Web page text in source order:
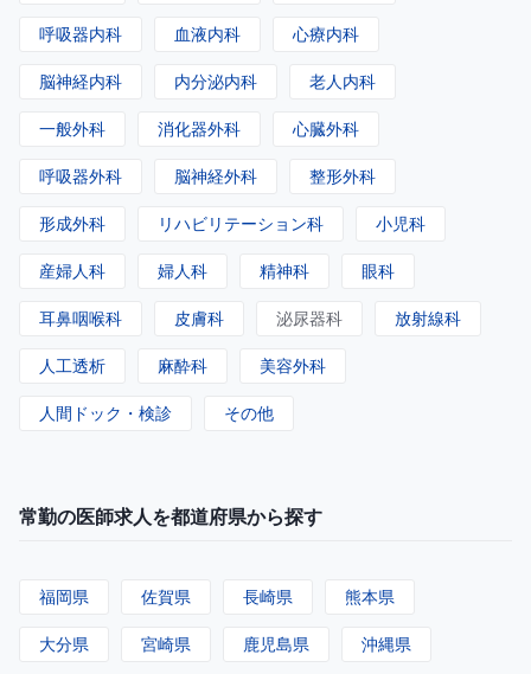
呼吸器内科 血液内科 心療内科
脳神経内科 内分泌内科 老人内科
一般外科 消化器外科 心臓外科
呼吸器外科 脳神経外科 整形外科
形成外科 リハビリテーション科 小児科
産婦人科 婦人科 精神科 眼科
耳鼻咽喉科 皮膚科 泌尿器科 放射線科
人工透析 麻酔科 美容外科
人間ドック・検診 その他
常勤の医師求人を都道府県から探す
福岡県 佐賀県 長崎県 熊本県
大分県 宮崎県 鹿児島県 沖縄県